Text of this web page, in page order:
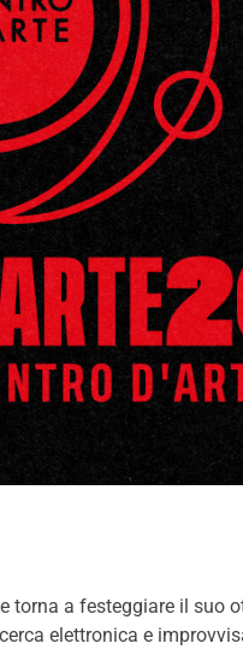
torna a festeggiare il
elettronica e